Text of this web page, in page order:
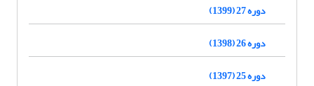
دوره 27 (1399)
دوره 26 (1398)
دوره 25 (1397)